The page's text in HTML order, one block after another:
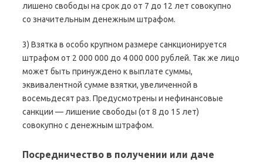
лишено свободы на срок до от 7 до 12 лет совокупно
со значительным денежным штрафом.
3) Взятка в особо крупном размере санкционируется
штрафом от 2 000 000 до 4 000 000 рублей. Так же лицо
может быть принуждено к выплате суммы,
эквивалентной сумме взятки, увеличенной в
восемьдесят раз. Предусмотрены и нефинансовые
санкции — лишение свободы (от 8 до 15 лет)
совокупно с денежным штрафом.
Посредничество в получении или даче